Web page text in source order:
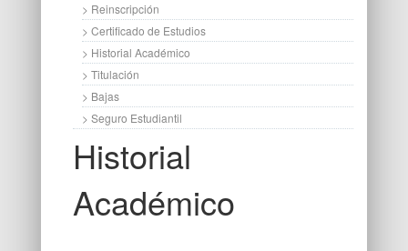
> Reinscripción
> Certificado de Estudios
> Historial Académico
> Titulación
> Bajas
> Seguro Estudiantil
Historial
Académico